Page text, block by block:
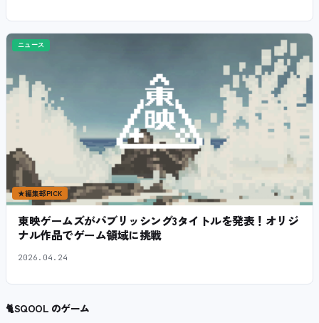
ニュース
★編集部PICK
東映ゲームズがパブリッシング3タイトルを発表！オリジ
ナル作品でゲーム領域に挑戦
2026.04.24
🐈SQOOL のゲーム